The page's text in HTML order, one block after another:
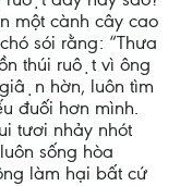
một cành cây cao
sói rằng: “Thưa
thúi ruột vì ông
hờn, luôn tìm
đuối hơn mình.
tươi nhảy nhót
sống hòa
làm hại bất cứ